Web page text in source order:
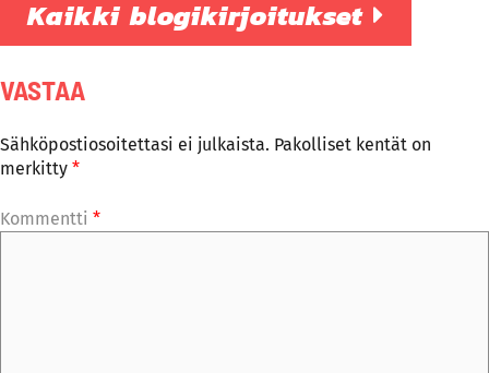
Kaikki blogikirjoitukset
VASTAA
Sähköpostiosoitettasi ei julkaista. Pakolliset kentät on
merkitty *
Kommentti *